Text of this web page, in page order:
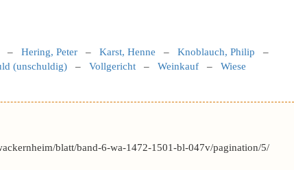
– Hering, Peter – Karst, Henne – Knoblauch, Philip –
(unschuldig) – Vollgericht – Weinkauf – Wiese
blatt/band-6-wa-1472-1501-bl-047v/pagination/5/